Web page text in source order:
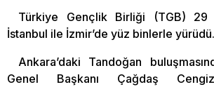
Türkiye Gençlik Birliği (TGB) 29
İstanbul ile İzmir’de yüz binlerle yürüdü.
Ankara’daki Tandoğan
Genel Başkanı Çağdaş